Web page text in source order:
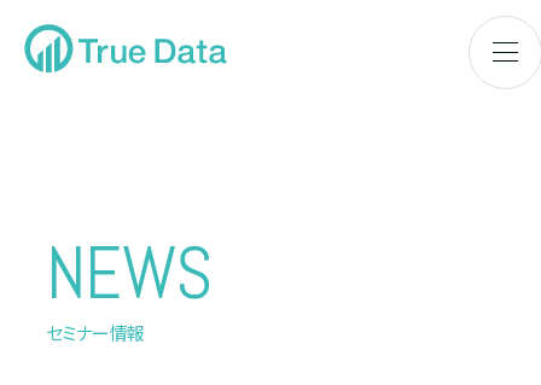
NEWS
セミナー情報